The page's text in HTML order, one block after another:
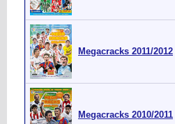
Megacracks 2011/2012
Megacracks 2010/2011